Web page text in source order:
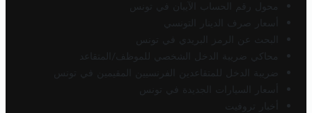
محول رقم الحساب الآيبان في تونس
أسعار صرف الدينار التونسي
البحث عن الرمز البريدي في تونس
محاكي ضريبة الدخل الشخصي للموظف/المتقاعد
ضريبة الدخل للمتقاعدين الفرنسيين المقيمين في تونس
أسعار السيارات الجديدة في تونس
أخبار تروفيت